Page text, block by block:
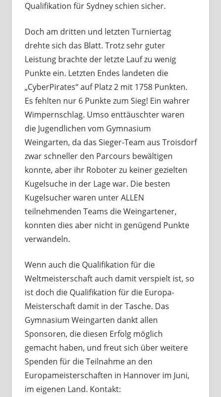
Qualifikation für Sydney schien sicher.
Doch am dritten und letzten Turniertag
drehte sich das Blatt. Trotz sehr guter
Leistung brachte der letzte Lauf zu wenig
Punkte ein. Letzten Endes landeten die
„CyberPirates“ auf Platz 2 mit 1758 Punkten.
Es fehlten nur 6 Punkte zum Sieg! Ein wahrer
Wimpernschlag. Umso enttäuschter waren
die Jugendlichen vom Gymnasium
Weingarten, da das Sieger-Team aus Troisdorf
zwar schneller den Parcours bewältigen
konnte, aber ihr Roboter zu keiner gezielten
Kugelsuche in der Lage war. Die besten
Kugelsucher waren unter ALLEN
teilnehmenden Teams die Weingartener,
konnten dies aber nicht in genügend Punkte
verwandeln.
Wenn auch die Qualifikation für die
Weltmeisterschaft auch damit verspielt ist, so
ist doch die Qualifikation für die Europa-
Meisterschaft damit in der Tasche. Das
Gymnasium Weingarten dankt allen
Sponsoren, die diesen Erfolg möglich
gemacht haben, und freut sich über weitere
Spenden für die Teilnahme an den
Europameisterschaften in Hannover im Juni,
im eigenen Land. Kontakt: